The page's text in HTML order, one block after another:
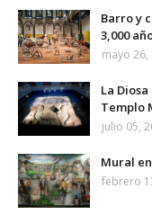
Barro y
3,000
mayo 26,
La
Templo
julio 05,
Mural
febrero